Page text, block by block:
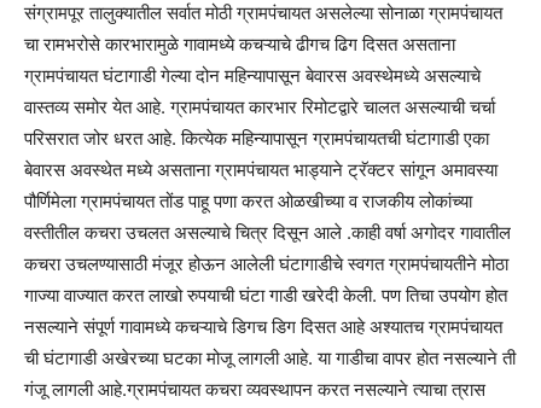
संग्रामपूर तालुक्यातील सर्वात मोठी ग्रामपंचायत असलेल्या सोनाळा ग्रामपंचायत
चा रामभरोसे कारभारामुळे गावामध्ये कचऱ्याचे ढीगच ढिग दिसत असताना
ग्रामपंचायत घंटागाडी गेल्या दोन महिन्यापासून बेवारस अवस्थेमध्ये असल्याचे
वास्तव्य समोर येत आहे. ग्रामपंचायत कारभार रिमोटद्वारे चालत असल्याची चर्चा
परिसरात जोर धरत आहे. कित्येक महिन्यापासून ग्रामपंचायतची घंटागाडी एका
बेवारस अवस्थेत मध्ये असताना ग्रामपंचायत भाड्याने ट्रॅक्‍टर सांगून अमावस्या
पौर्णिमेला ग्रामपंचायत तोंड पाहू पणा करत ओळखीच्या व राजकीय लोकांच्या
वस्तीतील कचरा उचलत असल्याचे चित्र दिसून आले .काही वर्षा अगोदर गावातील
कचरा उचलण्यासाठी मंजूर होऊन आलेली घंटागाडीचे स्वगत ग्रामपंचायतीने मोठा
गाज्या वाज्यात करत लाखो रुपयाची घंटा गाडी खरेदी केली. पण तिचा उपयोग होत
नसल्याने संपूर्ण गावामध्ये कचऱ्याचे डिगच डिग दिसत आहे अश्यातच ग्रामपंचायत
ची घंटागाडी अखेरच्या घटका मोजू लागली आहे. या गाडीचा वापर होत नसल्याने ती
गंजू लागली आहे.ग्रामपंचायत कचरा व्यवस्थापन करत नसल्याने त्याचा त्रास